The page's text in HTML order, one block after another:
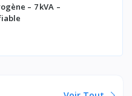
– 7 kVA –